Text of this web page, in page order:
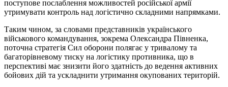
поступове послаблення можливостей російської армії
утримувати контроль над логістично складними напрямками.
Таким чином, за словами представників українського
військового командування, зокрема Олександра Півненка,
поточна стратегія Сил оборони полягає у тривалому та
багаторівневому тиску на логістику противника, що в
перспективі має знизити його здатність до ведення активних
бойових дій та ускладнити утримання окупованих територій.